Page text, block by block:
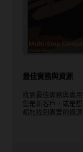
最佳實務與資源
找到最佳實務與實
您是新客戶，或是
都能找到需要的資源